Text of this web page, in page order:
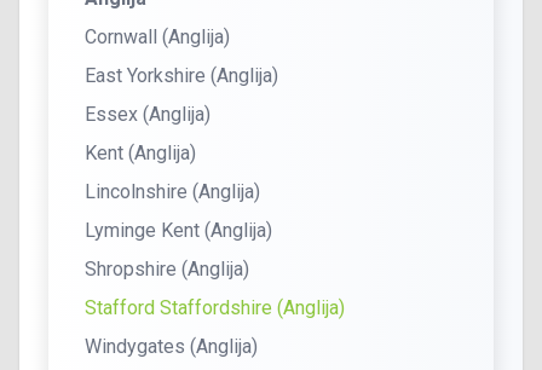
Cornwall (Anglija)
East Yorkshire (Anglija)
Essex (Anglija)
Kent (Anglija)
Lincolnshire (Anglija)
Lyminge Kent (Anglija)
Shropshire (Anglija)
Stafford Staffordshire (Anglija)
Windygates (Anglija)